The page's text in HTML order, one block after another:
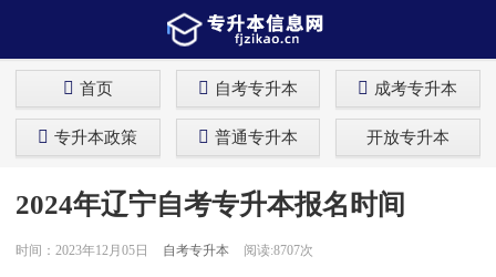
首页 自考专升本 成考专升本
专升本政策 普通专升本 开放专升本
2024年辽宁自考专升本报名时间
时间：2023年12月05日 自考专升本 阅读:8707次